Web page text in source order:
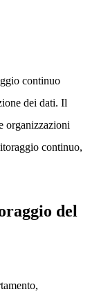
continuo
dei dati. Il
organizzazioni
continuo,
del